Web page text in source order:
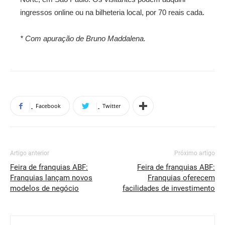
ingressos online ou na bilheteria local, por 70 reais cada.
* Com apuração de Bruno Maddalena.
Facebook Twitter
Artigo anterior
Feira de franquias ABF:
Franquias lançam novos
modelos de negócio
Próximo artigo
Feira de franquias ABF:
Franquias oferecem
facilidades de investimento